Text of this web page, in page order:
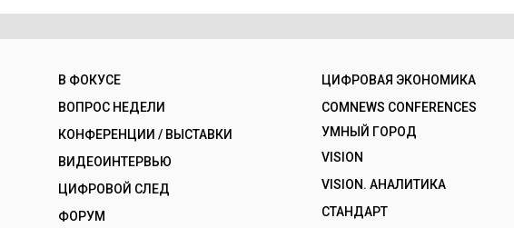
В ФОКУСЕ
ВОПРОС НЕДЕЛИ
КОНФЕРЕНЦИИ / ВЫСТАВКИ
ВИДЕОИНТЕРВЬЮ
ЦИФРОВОЙ СЛЕД
ФОРУМ
ЦИФРОВАЯ ЭКОНОМИКА
COMNEWS CONFERENCES
УМНЫЙ ГОРОД
VISION
VISION. АНАЛИТИКА
СТАНДАРТ